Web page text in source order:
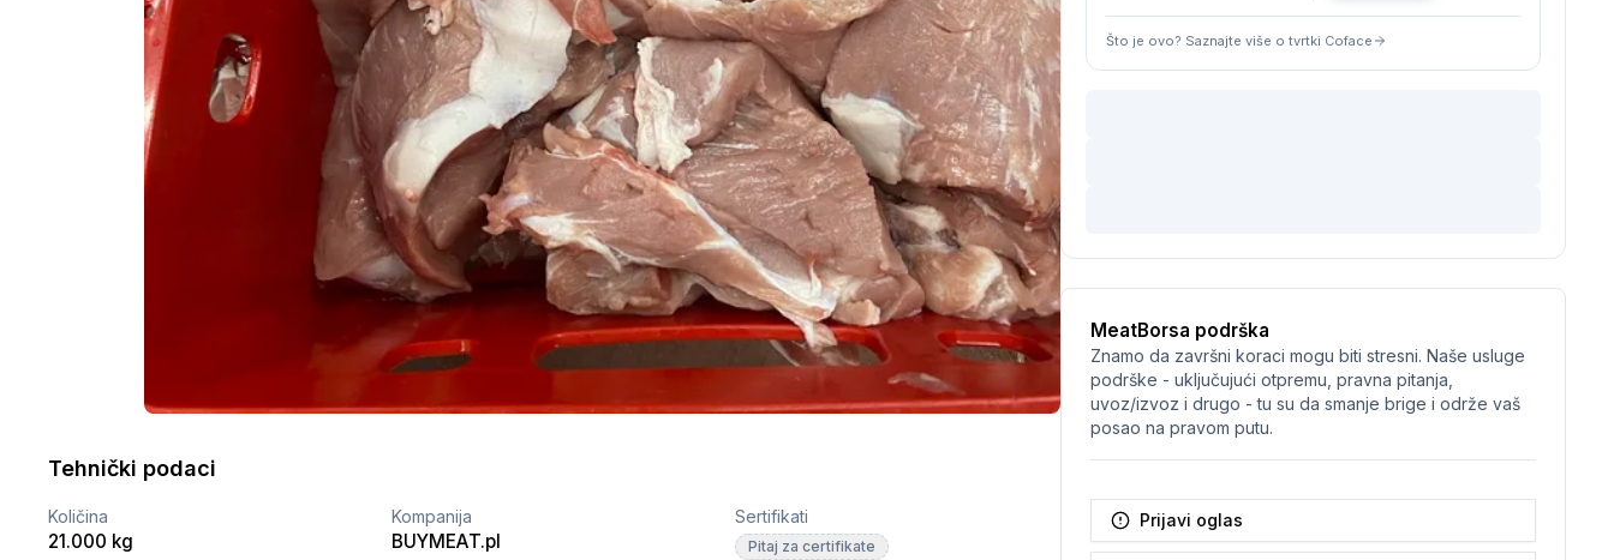
Tehnički podaci
Količina
21.000 kg
Kompanija
BUYMEAT.pl
Sertifikati
Pitaj za certifikate
Što je ovo? Saznajte više o tvrtki Coface
MeatBorsa podrška
Znamo da završni koraci mogu biti stresni. Naše usluge
podrške - uključujući otpremu, pravna pitanja,
uvoz/izvoz i drugo - tu su da smanje brige i održe vaš
posao na pravom putu.
Prijavi oglas